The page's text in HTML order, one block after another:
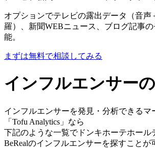
オプションでテレビの露出データ（音声
羅）、新聞WEBニュース、ブログ記事
能。
まずは無料で相談してみる
インフルエンサー
インフルエンサーを発見・分析できるマ
「Tofu Analytics」なら
下記のような一覧でドンキホーテホール
BeRealのインフルエンサーを探すことが